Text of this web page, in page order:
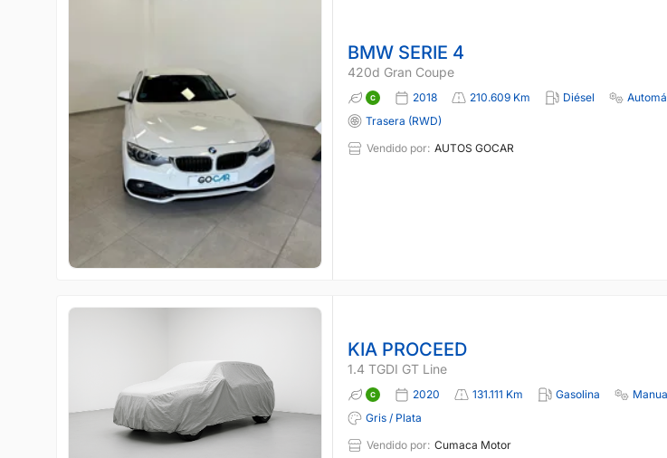
BMW SERIE 4
420d Gran Coupe
2018 210.609 Km Diésel
Trasera (RWD)
Vendido por: AUTOS GOCAR
KIA PROCEED
1.4 TGDI GT Line
2020 131.111 Km Gasolina
Gris / Plata
Vendido por: Cumaca Motor